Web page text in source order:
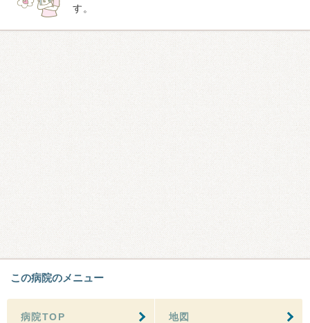
す。
この病院のメニュー
病院TOP 地図